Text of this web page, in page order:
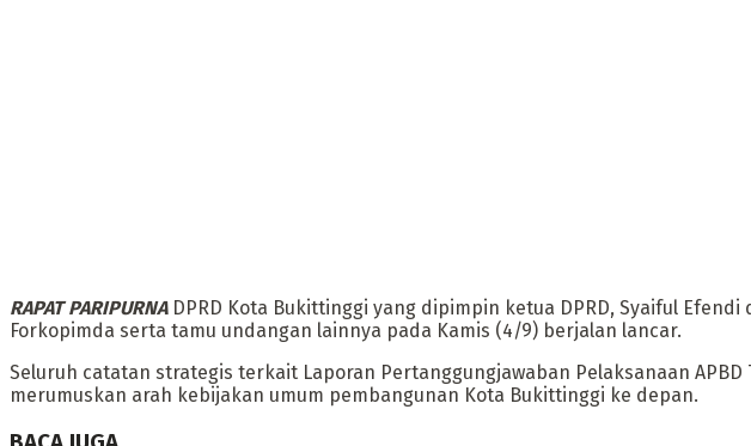
‎RAPAT PARIPURNADPRD Kota Bukittinggi yang dipimpin ketua DPRD, Syaiful
Forkopimda serta tamu undangan lainnya pada Kamis (4/9) berjalan lancar.
Seluruh catatan strategis terkait Laporan Pertanggungjawaban Pelaksanaan
merumuskan arah kebijakan umum pembangunan Kota Bukittinggi ke depan.